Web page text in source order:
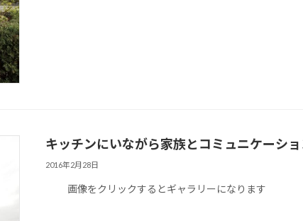
キッチンにいながら家族とコミュニケーシ
2016年2月28日
画像をクリックするとギャラリーになります